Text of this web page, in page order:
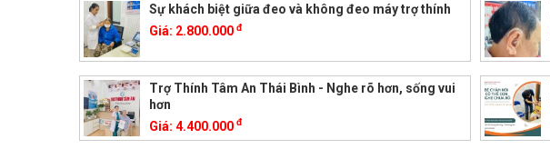
Sự khách biệt giữa đeo và không đeo máy trợ thính
Giá: 2.800.000 đ
Trợ Thính Tâm An Thái Bình - Nghe rõ hơn, sống vui
hơn
Giá: 4.400.000 đ